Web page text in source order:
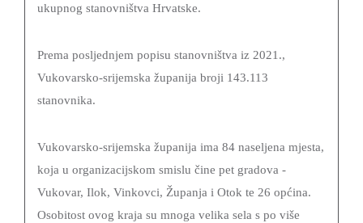
ukupnog stanovništva Hrvatske.
Prema posljednjem popisu stanovništva iz 2021.,
Vukovarsko-srijemska županija broji 143.113
stanovnika.
Vukovarsko-srijemska županija ima 84 naseljena mjesta,
koja u organizacijskom smislu čine pet gradova -
Vukovar, Ilok, Vinkovci, Županja i Otok te 26 općina.
Osobitost ovog kraja su mnoga velika sela s po više